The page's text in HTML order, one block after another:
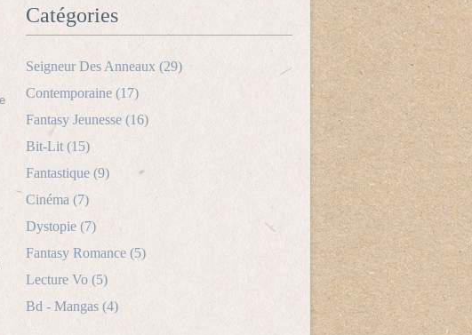
Catégories
Seigneur Des Anneaux (29)
Contemporaine (17)
Fantasy Jeunesse (16)
Bit-Lit (15)
Fantastique (9)
Cinéma (7)
Dystopie (7)
Fantasy Romance (5)
Lecture Vo (5)
Bd - Mangas (4)